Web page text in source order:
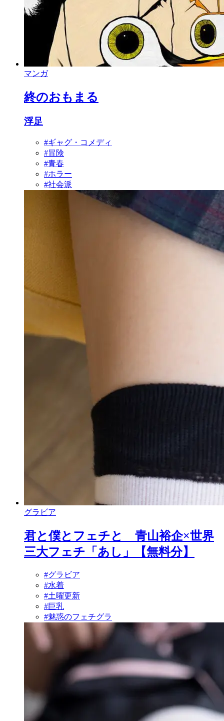
マンガ
終のおもまる
浮足
#ギャグ・コメディ
#冒険
#青春
#ホラー
#社会派
グラビア
君と僕とフェチと 青山裕企×世界
三大フェチ「あし」【無料分】
#グラビア
#水着
#土曜更新
#巨乳
#魅惑のフェチグラ